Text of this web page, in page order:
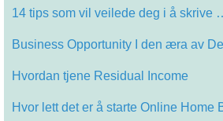
14 tips som vil veilede deg i å skrive
Business Opportunity I den æra av
Hvordan tjene Residual Income
Hvor lett det er å starte Online Home